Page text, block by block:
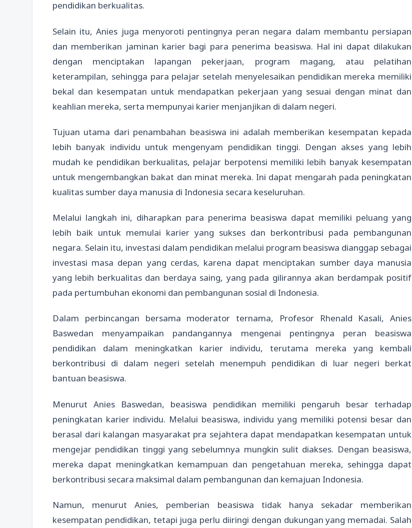
pendidikan berkualitas.
Selain itu, Anies juga menyoroti pentingnya peran negara dalam membantu persiapan
dan memberikan jaminan karier bagi para penerima beasiswa. Hal ini dapat dilakukan
dengan menciptakan lapangan pekerjaan, program magang, atau pelatihan
keterampilan, sehingga para pelajar setelah menyelesaikan pendidikan mereka memiliki
bekal dan kesempatan untuk mendapatkan pekerjaan yang sesuai dengan minat dan
keahlian mereka, serta mempunyai karier menjanjikan di dalam negeri.
Tujuan utama dari penambahan beasiswa ini adalah memberikan kesempatan kepada
lebih banyak individu untuk mengenyam pendidikan tinggi. Dengan akses yang lebih
mudah ke pendidikan berkualitas, pelajar berpotensi memiliki lebih banyak kesempatan
untuk mengembangkan bakat dan minat mereka. Ini dapat mengarah pada peningkatan
kualitas sumber daya manusia di Indonesia secara keseluruhan.
Melalui langkah ini, diharapkan para penerima beasiswa dapat memiliki peluang yang
lebih baik untuk memulai karier yang sukses dan berkontribusi pada pembangunan
negara. Selain itu, investasi dalam pendidikan melalui program beasiswa dianggap sebagai
investasi masa depan yang cerdas, karena dapat menciptakan sumber daya manusia
yang lebih berkualitas dan berdaya saing, yang pada gilirannya akan berdampak positif
pada pertumbuhan ekonomi dan pembangunan sosial di Indonesia.
Dalam perbincangan bersama moderator ternama, Profesor Rhenald Kasali, Anies
Baswedan menyampaikan pandangannya mengenai pentingnya peran beasiswa
pendidikan dalam meningkatkan karier individu, terutama mereka yang kembali
berkontribusi di dalam negeri setelah menempuh pendidikan di luar negeri berkat
bantuan beasiswa.
Menurut Anies Baswedan, beasiswa pendidikan memiliki pengaruh besar terhadap
peningkatan karier individu. Melalui beasiswa, individu yang memiliki potensi besar dan
berasal dari kalangan masyarakat pra sejahtera dapat mendapatkan kesempatan untuk
mengejar pendidikan tinggi yang sebelumnya mungkin sulit diakses. Dengan beasiswa,
mereka dapat meningkatkan kemampuan dan pengetahuan mereka, sehingga dapat
berkontribusi secara maksimal dalam pembangunan dan kemajuan Indonesia.
Namun, menurut Anies, pemberian beasiswa tidak hanya sekadar memberikan
kesempatan pendidikan, tetapi juga perlu diiringi dengan dukungan yang memadai. Salah